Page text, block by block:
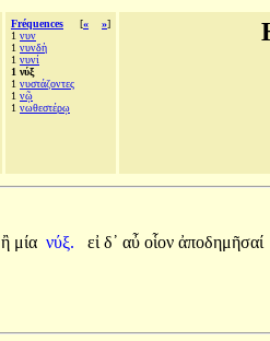
Fréquences [« »]
1 νυν
1 νυνδὴ
1 νυνί
1 νύξ
1 νυστάζοντες
1 νῷ
1 νωθεστέρῳ
ἢ μία νύξ. εἰ δ᾽ αὖ οἷον ἀποδημῆσαί